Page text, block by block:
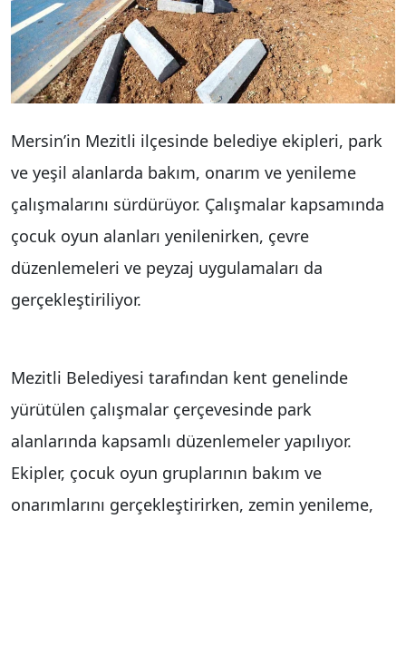
Mersin’in Mezitli ilçesinde belediye ekipleri, park
ve yeşil alanlarda bakım, onarım ve yenileme
çalışmalarını sürdürüyor. Çalışmalar kapsamında
çocuk oyun alanları yenilenirken, çevre
düzenlemeleri ve peyzaj uygulamaları da
gerçekleştiriliyor.
Mezitli Belediyesi tarafından kent genelinde
yürütülen çalışmalar çerçevesinde park
alanlarında kapsamlı düzenlemeler yapılıyor.
Ekipler, çocuk oyun gruplarının bakım ve
onarımlarını gerçekleştirirken, zemin yenileme,